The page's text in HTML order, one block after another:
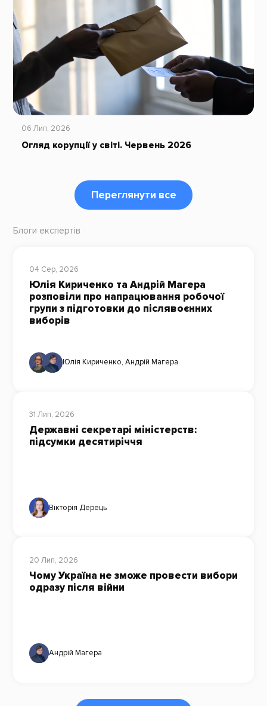
06 Лип, 2026
Огляд корупції у світі. Червень 2026
Переглянути все
Блоги експертів
04 Сер, 2026
Юлія Кириченко та Андрій Магера
розповіли про напрацювання робочої
групи з підготовки до післявоєнних
виборів
Юлія Кириченко, Андрій Магера
31 Лип, 2026
Державні секретарі міністерств:
підсумки десятиріччя
Вікторія Дерець
20 Лип, 2026
Чому Україна не зможе провести вибори
одразу після війни
Андрій Магера